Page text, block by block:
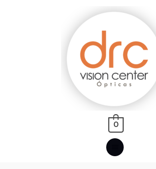
MENÚ
PRINCIPAL
0